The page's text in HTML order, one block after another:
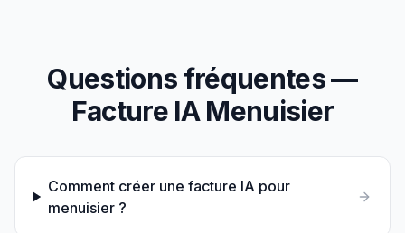
Questions fréquentes —
Facture IAMenuisier
Comment créer une facture IA pour
menuisier ?